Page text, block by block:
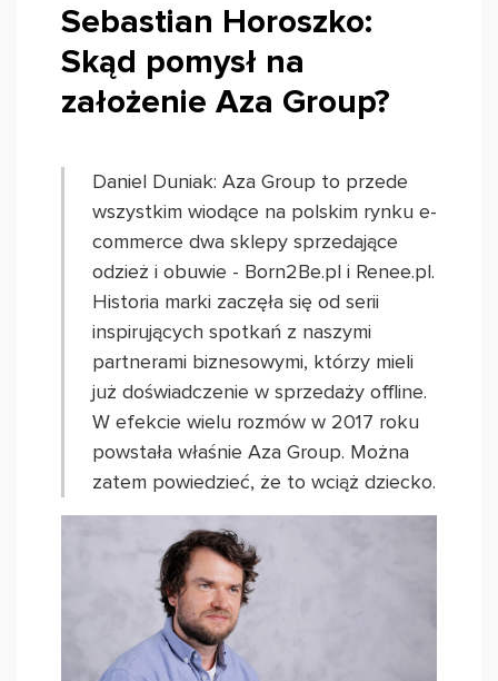
Sebastian Horoszko:
Skąd pomysł na
założenie Aza Group?
Daniel Duniak: Aza Group to przede
wszystkim wiodące na polskim rynku e-
commerce dwa sklepy sprzedające
odzież i obuwie - Born2Be.pl i Renee.pl.
Historia marki zaczęła się od serii
inspirujących spotkań z naszymi
partnerami biznesowymi, którzy mieli
już doświadczenie w sprzedaży offline.
W efekcie wielu rozmów w 2017 roku
powstała właśnie Aza Group. Można
zatem powiedzieć, że to wciąż dziecko.